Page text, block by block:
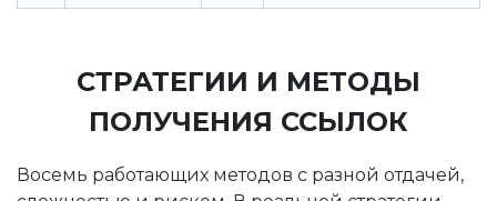
СТРАТЕГИИ И МЕТОДЫ
ПОЛУЧЕНИЯ ССЫЛОК
Восемь работающих методов с разной отдачей,